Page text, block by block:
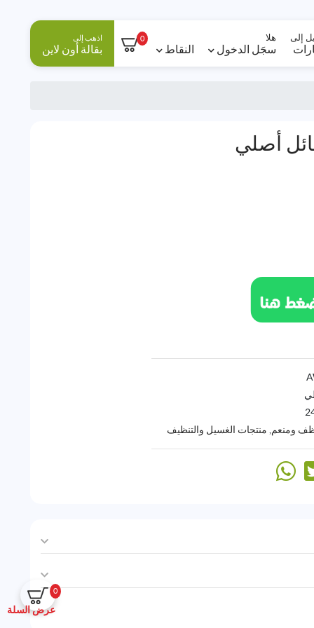
إلى هلا
سجَل الدخول النقاط
0 اذهب إلى
بقالة أون لاين
0
عرض السلة
أصلي
ومنعم, منتجات الغسيل والتنظيف